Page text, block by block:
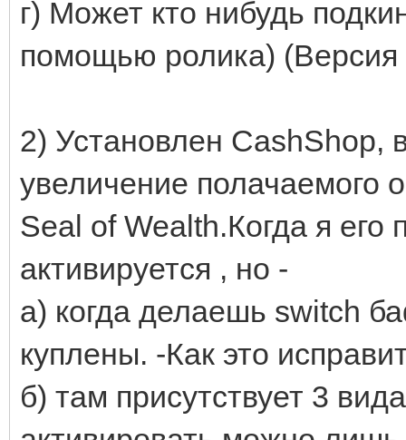
г) Может кто нибудь
помощью ролика) (Версия
2) Установлен СashShop,
увеличение полачаемого
Seal of Wealth.Когда я его
активируется , но -
а) когда делаешь switch
куплены. -Как это
б) там присутствует 3